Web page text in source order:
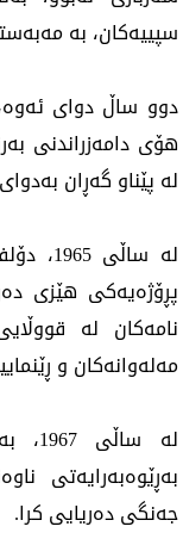
سپییەکان، بە
دوو ساڵ دوای
هۆی دامەزراندنی
لە پێناو گەڕان
لە
پڕۆژەیەکی هێزی
مەلەوانەکان و
لە
بەڕێوەبەرایەتی
جەنگی دەریایی كرا.